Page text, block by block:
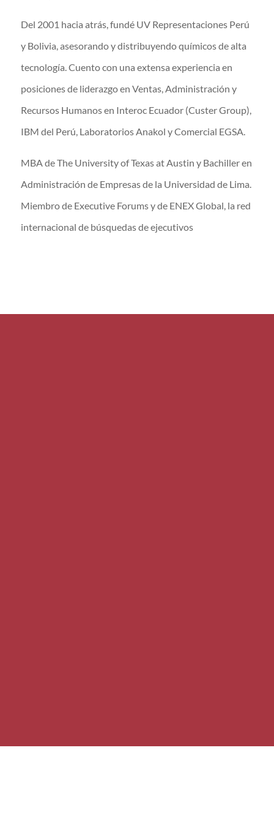
Del 2001 hacia atrás, fundé UV Representaciones Perú
y Bolivia, asesorando y distribuyendo químicos de alta
tecnología. Cuento con una extensa experiencia en
posiciones de liderazgo en Ventas, Administración y
Recursos Humanos en Interoc Ecuador (Custer Group),
IBM del Perú, Laboratorios Anakol y Comercial EGSA.
MBA de The University of Texas at Austin y Bachiller en
Administración de Empresas de la Universidad de Lima.
Miembro de Executive Forums y de ENEX Global, la red
internacional de búsquedas de ejecutivos